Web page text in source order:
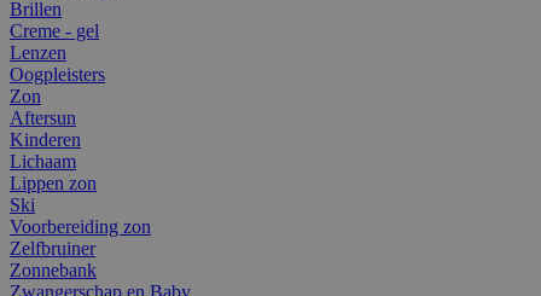
Brillen
Creme - gel
Lenzen
Oogpleisters
Zon
Aftersun
Kinderen
Lichaam
Lippen zon
Ski
Voorbereiding zon
Zelfbruiner
Zonnebank
Zwangerschap en Baby